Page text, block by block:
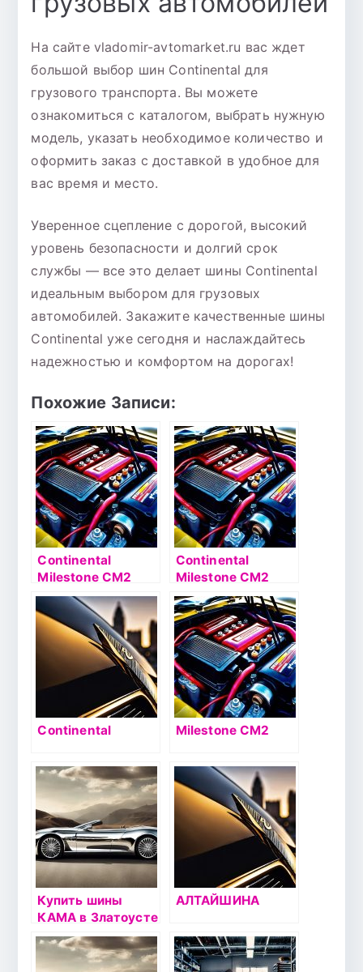
На сайте vladomir-avtomarket.ru вас ждет
большой выбор шин Continental для
грузового транспорта. Вы можете
ознакомиться с каталогом, выбрать нужную
модель, указать необходимое количество и
оформить заказ с доставкой в удобное для
вас время и место.
Уверенное сцепление с дорогой, высокий
уровень безопасности и долгий срок
службы — все это делает шины Continental
идеальным выбором для грузовых
автомобилей. Закажите качественные шины
Continental уже сегодня и наслаждайтесь
надежностью и комфортом на дорогах!
Похожие Записи:
Continental
Milestone CM2
130/90 R16 73H TL
WW Rear
Continental
Milestone CM2
150/80 R16 77H TL
WW Rear
Continental Milestone CM2
Купить шины
КАМА в Златоусте
АЛТАЙШИНА